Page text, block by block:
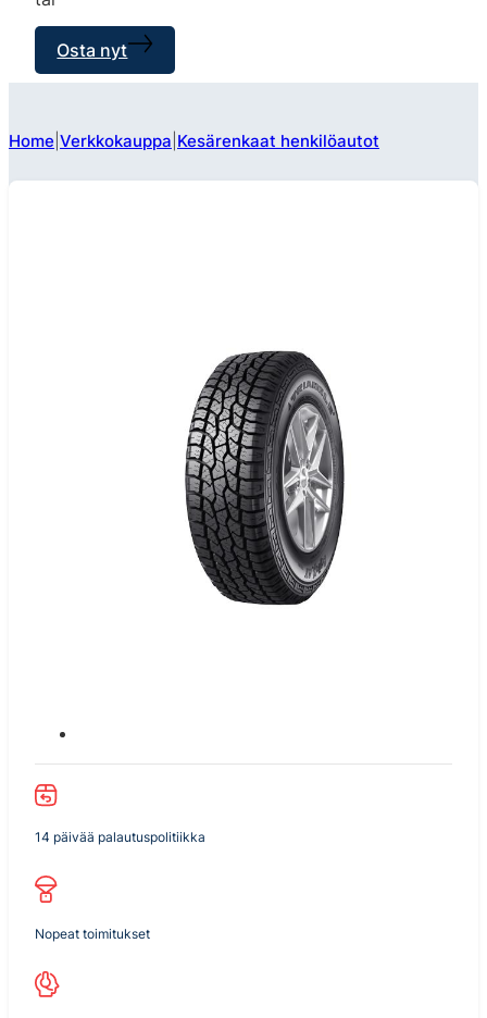
Osta nyt
Home Verkkokauppa Kesärenkaat henkilöautot
14 päivää palautuspolitiikka
Nopeat toimitukset